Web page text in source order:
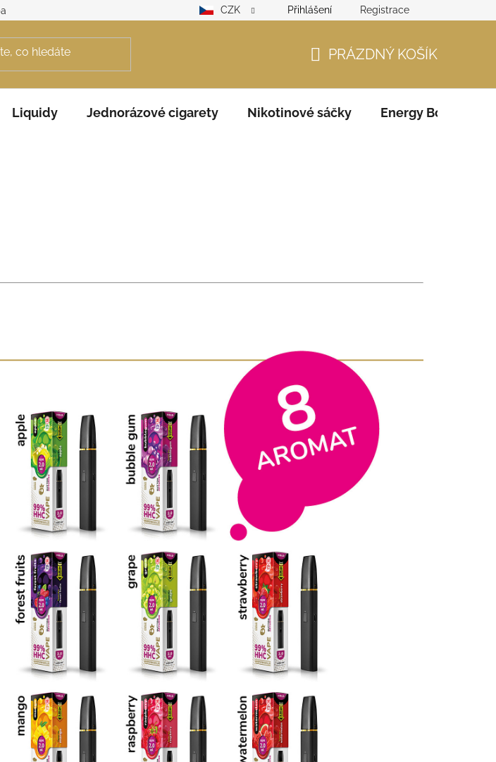
Reklamační řád GDPR Zodpovědný prodejce – ověření věku
CZK Přihlášení Registrace
KOŠÍK
PRÁZDNÝ KOŠÍK
Liquidy Jednorázové cigarety Nikotinové sáčky Energy Boosters